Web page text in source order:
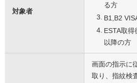
対象者
る方
B1,B2
ESTA取得
以降の方
画面の指示に
取り、指紋検